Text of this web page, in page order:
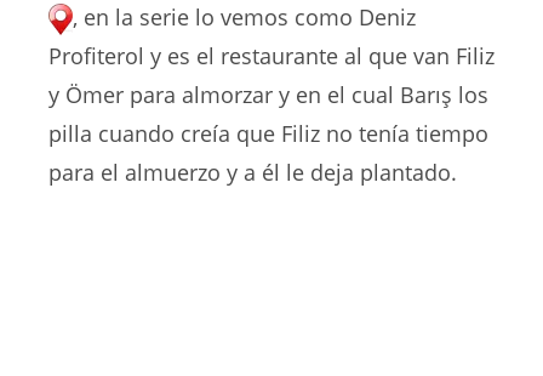
, en la serie lo vemos como Deniz
Profiterol y es el restaurante al que van Filiz
y Ömer para almorzar y en el cual Barış los
pilla cuando creía que Filiz no tenía tiempo
para el almuerzo y a él le deja plantado.